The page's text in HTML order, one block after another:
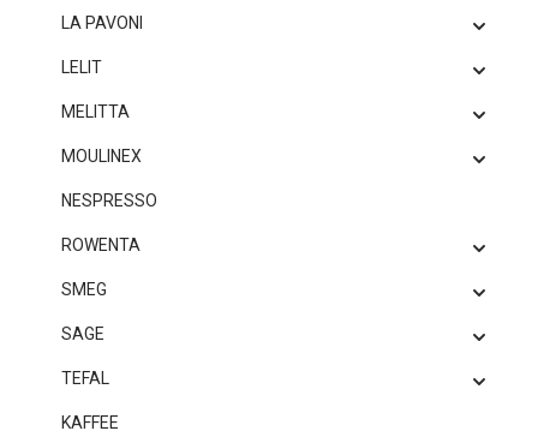
LA PAVONI
LELIT
MELITTA
MOULINEX
NESPRESSO
ROWENTA
SMEG
SAGE
TEFAL
KAFFEE